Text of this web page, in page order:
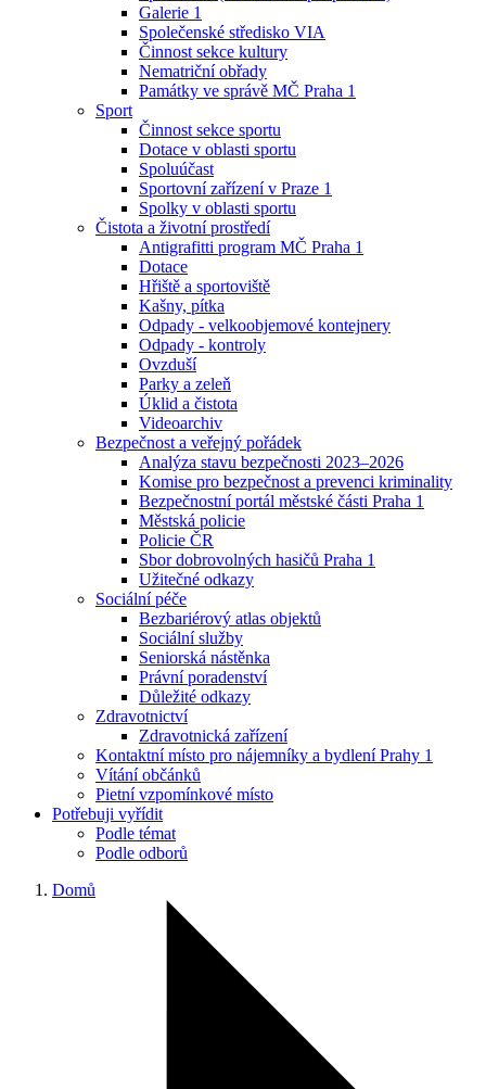
Galerie 1
Společenské středisko VIA
Činnost sekce kultury
Nematriční obřady
Památky ve správě MČ Praha 1
Sport
Činnost sekce sportu
Dotace v oblasti sportu
Spoluúčast
Sportovní zařízení v Praze 1
Spolky v oblasti sportu
Čistota a životní prostředí
Antigrafitti program MČ Praha 1
Dotace
Hřiště a sportoviště
Kašny, pítka
Odpady - velkoobjemové kontejnery
Odpady - kontroly
Ovzduší
Parky a zeleň
Úklid a čistota
Videoarchiv
Bezpečnost a veřejný pořádek
Analýza stavu bezpečnosti 2023–2026
Komise pro bezpečnost a prevenci kriminality
Bezpečnostní portál městské části Praha 1
Městská policie
Policie ČR
Sbor dobrovolných hasičů Praha 1
Užitečné odkazy
Sociální péče
Bezbariérový atlas objektů
Sociální služby
Seniorská nástěnka
Právní poradenství
Důležité odkazy
Zdravotnictví
Zdravotnická zařízení
Kontaktní místo pro nájemníky a bydlení Prahy 1
Vítání občánků
Pietní vzpomínkové místo
Potřebuji vyřídit
Podle témat
Podle odborů
Domů